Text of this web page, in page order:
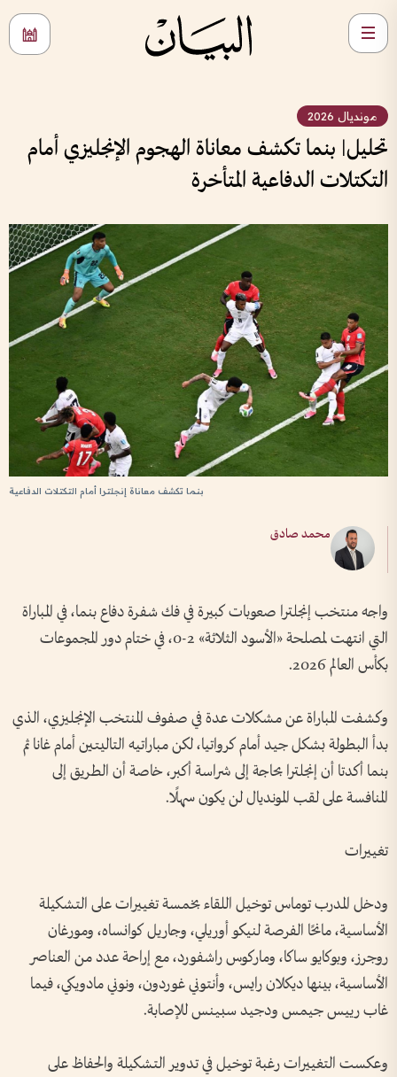
مونديال 2026
تحليل| بنما تكشف معاناة الهجوم الإنجليزي أمام
التكتلات الدفاعية المتأخرة
بنما تكشف معاناة إنجلترا أمام التكتلات الدفاعية
محمد صادق
واجه منتخب إنجلترا صعوبات كبيرة في فك شفرة دفاع بنما، في المباراة
التي انتهت لمصلحة «الأسود الثلاثة» 2-0، في ختام دور المجموعات
بكأس العالم 2026.
وكشفت المباراة عن مشكلات عدة في صفوف المنتخب الإنجليزي، الذي
بدأ البطولة بشكل جيد أمام كرواتيا، لكن مباراتيه التاليتين أمام غانا ثم
بنما أكدتا أن إنجلترا بحاجة إلى شراسة أكبر، خاصة أن الطريق إلى
المنافسة على لقب المونديال لن يكون سهلًا.
تغييرات
ودخل المدرب توماس توخيل اللقاء بخمسة تغييرات على التشكيلة
الأساسية، مانحًا الفرصة لنيكو أوريلي، وجاريل كوانساه، ومورغان
روجرز، وبوكايو ساكا، وماركوس راشفورد، مع إراحة عدد من العناصر
الأساسية، بينها ديكلان رايس، وأنتوني غوردون، ونوني مادويكي، فيما
غاب رييس جيمس ودجيد سبينس للإصابة.
وعكست التغييرات رغبة توخيل في تدوير التشكيلة والحفاظ على